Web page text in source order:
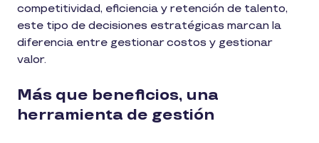
competitividad, eficiencia y retención de talento,
este tipo de decisiones estratégicas marcan la
diferencia entre gestionar costos y gestionar
valor.
Más que beneficios, una
herramienta de gestión